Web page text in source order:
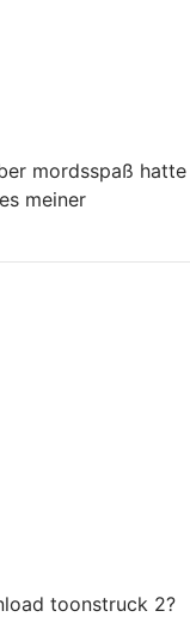
mordsspaß hatte
meiner
toonstruck 2?